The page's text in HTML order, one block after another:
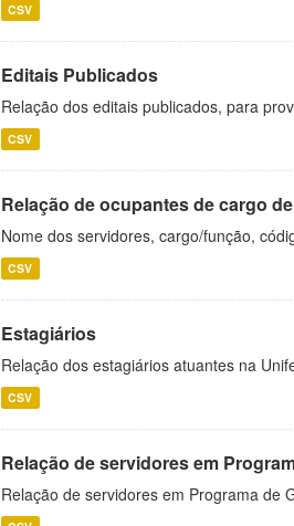
CSV
Editais Publicados
Relação dos editais publicados, para
CSV
Relação de ocupantes de cargo
Nome dos servidores, cargo/função,
CSV
Estagiários
Relação dos estagiários atuantes na
CSV
Relação de servidores em
Relação de servidores em Programa de